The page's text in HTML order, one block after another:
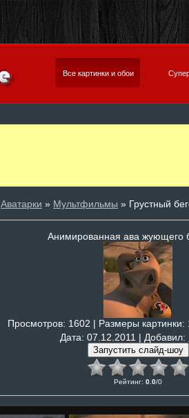
Все картинки и обои
Аватарки » Мультфильмы » Грустный
Анимированная ава жующего
Просмотров: 1602 | Размеры картинки:
Дата: 07.12.2011 | Добавил:
Рейтинг: 0.0/0